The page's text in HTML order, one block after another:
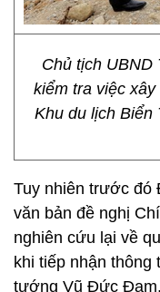
Chủ tịch
kiểm tra việc
Khu du lịch Biển
Tuy nhiên trước đó
văn bản đề nghị
nghiên cứu lại về
khi tiếp nhận thông
tướng Vũ Đức